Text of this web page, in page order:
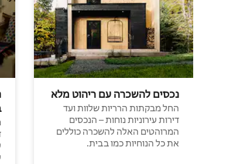
נכסים להשכרה עם ריהוט מלא
החל מבקתות הרריות שלוות ועד
דירות עירוניות נוחות – הנכסים
המרוהטים האלה להשכרה כוללים
את כל הנוחיות כמו בבית.